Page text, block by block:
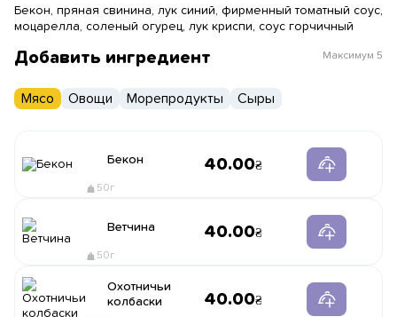
Бекон, пряная свинина, лук синий, фирменный томатный соус,
моцарелла, соленый огурец, лук криспи, соус горчичный
Добавить ингредиент Максимум 5
Мясо Овощи Морепродукты Сыры
Бекон
50г
40.00
Ветчина
50г
40.00
Охотничьи
колбаски
40.00